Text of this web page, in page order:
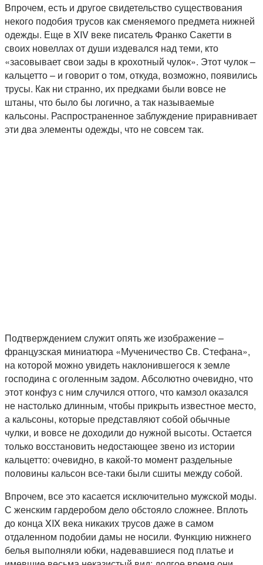
Впрочем, есть и другое свидетельство существования
некого подобия трусов как сменяемого предмета нижней
одежды. Еще в XIV веке писатель Франко Сакетти в
своих новеллах от души издевался над теми, кто
«засовывает свои зады в крохотный чулок». Этот чулок –
кальцетто – и говорит о том, откуда, возможно, появились
трусы. Как ни странно, их предками были вовсе не
штаны, что было бы логично, а так называемые
кальсоны. Распространенное заблуждение приравнивает
эти два элементы одежды, что не совсем так.
Подтверждением служит опять же изображение –
французская миниатюра «Мученичество Св. Стефана»,
на которой можно увидеть наклонившегося к земле
господина с оголенным задом. Абсолютно очевидно, что
этот конфуз с ним случился оттого, что камзол оказался
не настолько длинным, чтобы прикрыть известное место,
а кальсоны, которые представляют собой обычные
чулки, и вовсе не доходили до нужной высоты. Остается
только восстановить недостающее звено из истории
кальцетто: очевидно, в какой-то момент раздельные
половины кальсон все-таки были сшиты между собой.
Впрочем, все это касается исключительно мужской моды.
С женским гардеробом дело обстояло сложнее. Вплоть
до конца XIX века никаких трусов даже в самом
отдаленном подобии дамы не носили. Функцию нижнего
белья выполняли юбки, надевавшиеся под платье и